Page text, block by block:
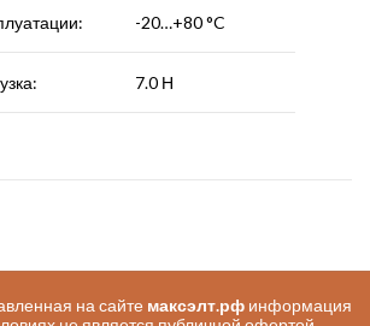
-20…+80 °C
7.0 Н
на сайте максэлт.рфинформация